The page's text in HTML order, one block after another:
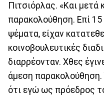
Πιτσιόρλας. «Και μετά
παρακολούθηση. Επί
ψέματα, είχαν
κοινοβουλευτικές
διαρρέονταν. Χθες
άμεση παρακολούθηση.
ότι εγώ ως πρόεδρος